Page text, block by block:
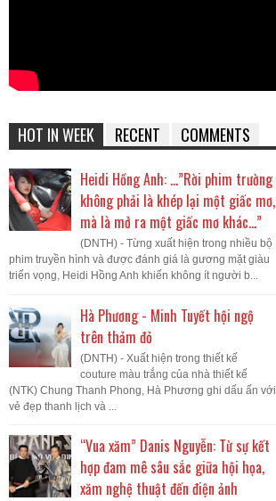
HOT IN WEEK RECENT COMMENTS
Heidi Hồng Anh: …”Rời phim trường
không phải là khép lại một giấc mơ,
mà là mở ra một giấc mơ khác...”
(DNTH) - Từng xuất hiện trong nhiều bộ
phim truyền hình và được đánh giá là gương mặt giàu
triển vọng, Heidi Hồng Anh khiến không ít người b...
Hà Phương - Minh Tuyết hội ngộ
trên thảm đỏ
(DNTH) - Xuất hiện trong thiết kế
couture màu trắng của nhà thiết kế
(NTK) Chung Thanh Phong, Hà Phương ghi dấu ấn với
vẻ đẹp thanh lịch và ...
“Vua xăm” Danis Nguyễn: Từ sự kết
hợp đam mê sâu sắc giữa hội họa,
xăm nghệ thuật đến điện ảnh